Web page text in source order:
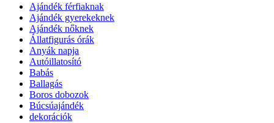
Ajándék férfiaknak
Ajándék gyerekeknek
Ajándék nőknek
Állatfigurás órák
Anyák napja
Autóillatosító
Babás
Ballagás
Boros dobozok
Búcsúajándék
dekorációk